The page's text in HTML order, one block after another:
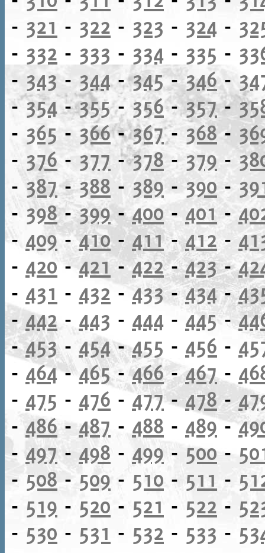
- 321 - 322 - 323 - 324 -
- 332 - 333 - 334 - 335 -
- 343 - 344-345-346-
-354-355-356- 357-
- 365 - 366-367- 368-
- 376 - 377 -378- 379 -
-387-388 - 389-390 -
- 398-399-400 - 401 -
- 409-410-411-412-
- 420 -421 -422-423-
- 431 - 432 -433-434-
- 442 - 443 - 444 - 445-
-453- 454-455 - 456 -
- 464-465-466-467-
- 475 - 476 -477- 478-
- 486- 487 - 488 - 489-
-497- 498 - 499 - 500 -
- 508- 509 - 510 - 511 -
- 519 - 520 - 521 - 522 -
- 530 - 531 - 532 - 533 -